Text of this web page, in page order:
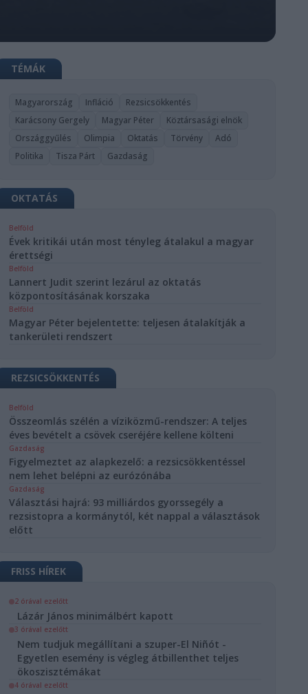
TÉMÁK
Magyarország Infláció
Rezsicsökkentés
Karácsony Gergely
Magyar Péter
Köztársasági elnök
Országgyűlés
Olimpia Oktatás Törvény
Adó
Politika
Tisza Párt Gazdaság
OKTATÁS
Belföld
Évek kritikái után most tényleg átalakul a magyar
érettségi
Belföld
Lannert Judit szerint lezárul az oktatás
központosításának korszaka
Belföld
Magyar Péter bejelentette: teljesen átalakítják a
tankerületi rendszert
REZSICSÖKKENTÉS
Belföld
Összeomlás szélén a víziközmű-rendszer: A teljes
éves bevételt a csövek cseréjére kellene költeni
Gazdaság
Figyelmeztet az alapkezelő: a rezsicsökkentéssel
nem lehet belépni az eurózónába
Gazdaság
Választási hajrá: 93 milliárdos gyorssegély a
rezsistopra a kormánytól, két nappal a választások
előtt
FRISS HÍREK
2 órával ezelőtt
Lázár János minimálbért kapott
3 órával ezelőtt
Nem tudjuk megállítani a szuper-El Niñót -
Egyetlen esemény is végleg átbillenthet teljes
ökoszisztémákat
4 órával ezelőtt